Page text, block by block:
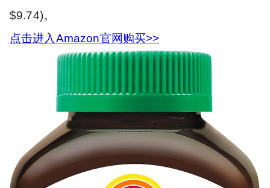
$9.74)。
点击进入Amazon官网购买>>